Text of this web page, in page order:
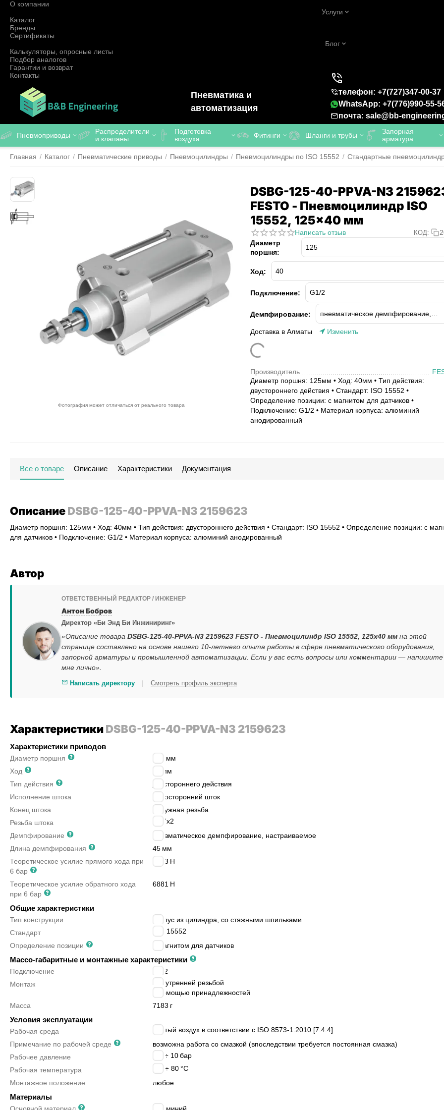
О компании
Услуги
Каталог
Бренды
Сертификаты
Блог
Калькуляторы, опросные листы
Подбор аналогов
Гарантии и возврат
Контакты
Пневматика и
автоматизация
телефон: +7(727)347-00-37
WhatsApp: +7(776)990-55-
почта: sale@bb-
Пневмоприводы
Распределители
и клапаны
Подготовка
воздуха
Фитинги Шланги и трубы
Запорная
арматура
Главная / Каталог / Пневматические приводы / Пневмоцилиндры / Пневмоцилиндры по ISO 15552 / Стандартные
Фотография может отличаться от реального товара
DSBG-125-40-PPVA-N3
FESTO - Пневмоцилиндр ISO
15552, 125x40 мм
Написать отзыв КОД:
Диаметр
поршня:
Ход:
Подключение:
Демпфирование:
Доставка в Алматы Изменить
Производитель
Диаметр поршня: 125мм • Ход: 40мм • Тип действия:
двустороннего действия • Стандарт: ISO 15552 •
Определение позиции: с магнитом для датчиков •
Подключение: G1/2 • Материал корпуса: алюминий
анодированный
Все о товаре Описание Характеристики Документация
ОписаниеDSBG-125-40-PPVA-N3 2159623
Диаметр поршня: 125мм • Ход: 40мм • Тип действия: двустороннего действия • Стандарт: ISO 15552 • Определение позиции: с
для датчиков • Подключение: G1/2 • Материал корпуса: алюминий анодированный
Автор
ОТВЕТСТВЕННЫЙ РЕДАКТОР / ИНЖЕНЕР
Антон Бобров
Директор «Би Энд Би Инжиниринг»
«Описание товара DSBG-125-40-PPVA-N3 2159623 FESTO - Пневмоцилиндр ISO 15552, 125x40 мм на этой
странице составлено на основе нашего 10-летнего опыта работы в сфере пневматического оборудования,
запорной арматуры и промышленной автоматизации. Если у вас есть вопросы или комментарии — напишите
мне лично».
Написать директору | Смотреть профиль эксперта
ХарактеристикиDSBG-125-40-PPVA-N3 2159623
Характеристики приводов
Диаметр поршня
мм
Ход
мм
Тип действия
двустороннего действия
Исполнение штока
односторонний шток
Конец штока
наружная резьба
Резьба штока
M27x2
Демпфирование
пневматическое демпфирование, настраиваемое
Длина демпфирования
45 мм
Теоретическое усилие прямого хода при
6 бар
7363 Н
Теоретическое усилие обратного хода
при 6 бар
6881 Н
Общие характеристики
Тип конструкции
корпус из цилиндра, со стяжными шпильками
Стандарт
ISO 15552
Определение позиции
с магнитом для датчиков
Массо-габаритные и монтажные характеристики
Подключение
G1/2
Монтаж
с внутренней резьбой
с помощью принадлежностей
Масса
7183 г
Условия эксплуатации
Рабочая среда
сжатый воздух в соответствии с ISO 8573-1:2010 [7:4:4]
Примечание по рабочей среде
возможна работа со смазкой (впоследствии требуется постоянная смазка)
Рабочее давление
0.2 ÷ 10бар
Рабочая температура
-20 ÷ 80 °C
Монтажное положение
любое
Материалы